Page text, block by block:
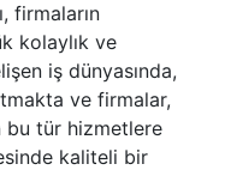
firmaların
kolaylık ve
iş dünyasında,
ve firmalar,
bu tür hizmetlere
kaliteli bir